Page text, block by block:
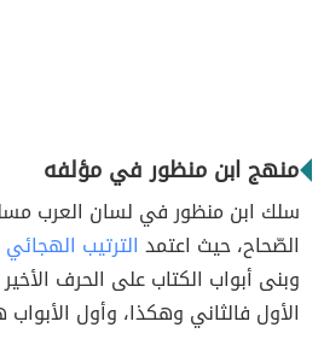
منهج ابن منظور في مؤلفه
سلك ابن منظور في لسان العرب
الصّحاح، حيث اعتمد الترتيب
وبنى أبواب الكتاب على الحرف
الأول فالثاني وهكذا، وأول